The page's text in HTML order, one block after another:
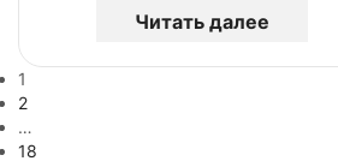
Читать далее
1
2
…
18